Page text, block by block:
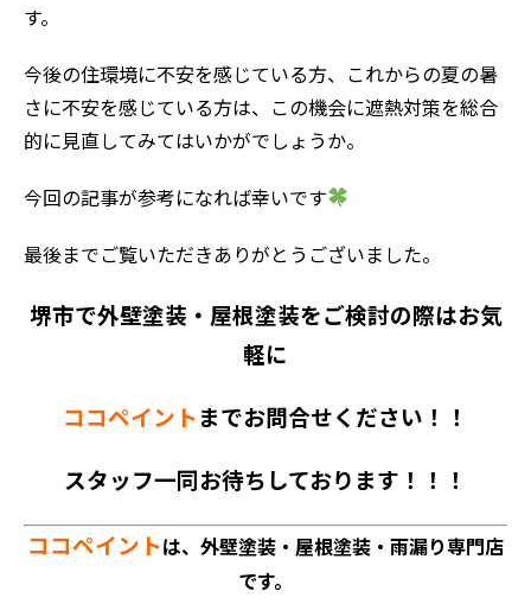
す。
今後の住環境に不安を感じている方、これからの夏の暑
さに不安を感じている方は、この機会に遮熱対策を総合
的に見直してみてはいかがでしょうか。
今回の記事が参考になれば幸いです
最後までご覧いただきありがとうございました。
堺市で外壁塗装・屋根塗装をご検討の際はお気
軽に
ココペイント までお問合せください！！
スタッフ一同お待ちしております！！！
ココペイントは、外壁塗装・屋根塗装・雨漏り専門店
です。